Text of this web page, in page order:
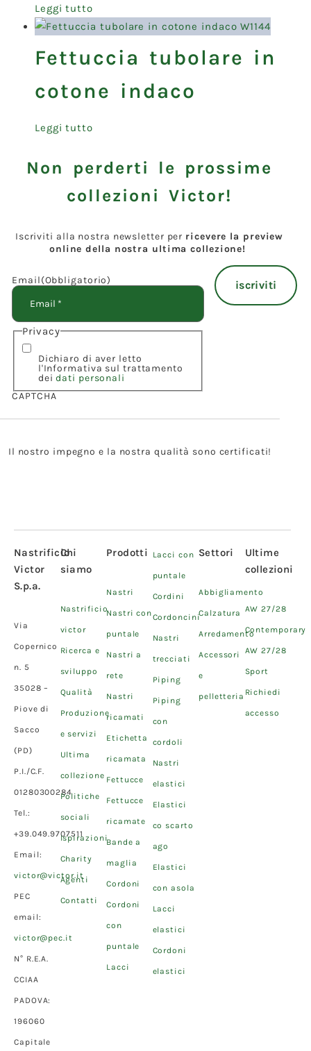
Leggi tutto
Fettuccia tubolare in
cotone indaco
Leggi tutto
Non perderti le prossime
collezioni Victor!
Iscriviti alla nostra newsletter per ricevere la preview
online della nostra ultima collezione!
Email(Obbligatorio)
Privacy
Dichiaro di aver letto
l'Informativa sul trattamento
deidati personali
CAPTCHA
Il nostro impegno e la nostra qualità sono certificati!
Nastrificio
Victor
S.p.a.
Via
Copernico
n. 5
35028 –
Piove di
Sacco
(PD)
P.I./C.F.
01280300284
Tel.:
+39.049.9707511
Email:
victor@victor.it
PEC
email:
victor@pec.it
N° R.E.A.
CCIAA
PADOVA:
196060
Capitale
Chi
siamo
Nastrificio
victor
Ricerca e
sviluppo
Qualità
Produzione
e servizi
Ultima
collezione
Politiche
sociali
Ispirazioni
Charity
Agenti
Contatti
Prodotti
Nastri
Nastri con
puntale
Nastri a
rete
Nastri
ricamati
Etichetta
ricamata
Fettucce
Fettucce
ricamate
Bande a
maglia
Cordoni
Cordoni
con
puntale
Lacci
Lacci con
puntale
Cordini
Cordoncini
Nastri
trecciati
Piping
Piping
con
cordoli
Nastri
elastici
Elastici
co scarto
ago
Elastici
con asola
Lacci
elastici
Cordoni
elastici
Settori
Abbigliamento
Calzatura
Arredamento
Accessori
e
pelletteria
Ultime
collezioni
AW 27/28
Contemporary
AW 27/28
Sport
Richiedi
accesso